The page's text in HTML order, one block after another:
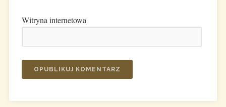
Witryna internetowa